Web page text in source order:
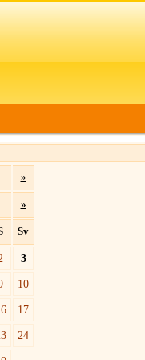
»
»
Sv
3
10
17
24